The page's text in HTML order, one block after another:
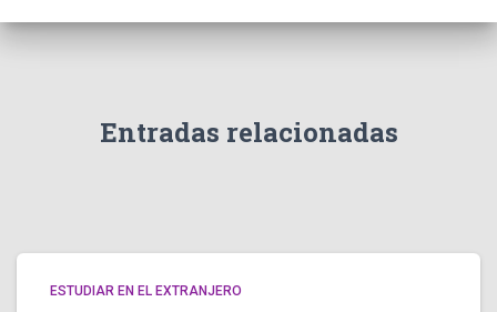
Entradas relacionadas
ESTUDIAR EN EL EXTRANJERO